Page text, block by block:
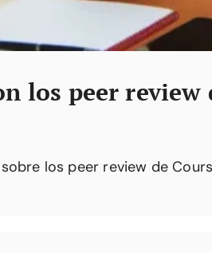
los peer
los peer review de